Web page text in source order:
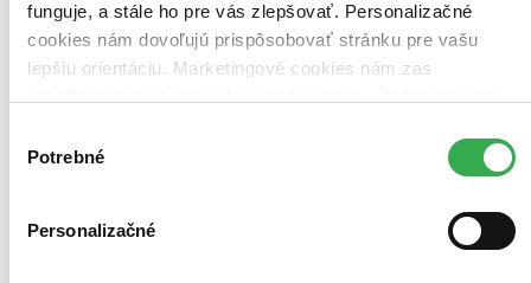
funguje, a stále ho pre vás zlepšovať. Personalizačné
cookies nám dovoľujú prispôsobovať stránku pre vašu
lepšiu orientáciu. Marketingové cookies nám zas
keby sme mohli používať všetky tieto cookies. Ďakujeme!
súhlasu
Potrebné
Personalizačné